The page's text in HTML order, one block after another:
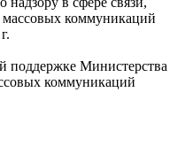
коммуникаций
поддержке Министерства
коммуникаций